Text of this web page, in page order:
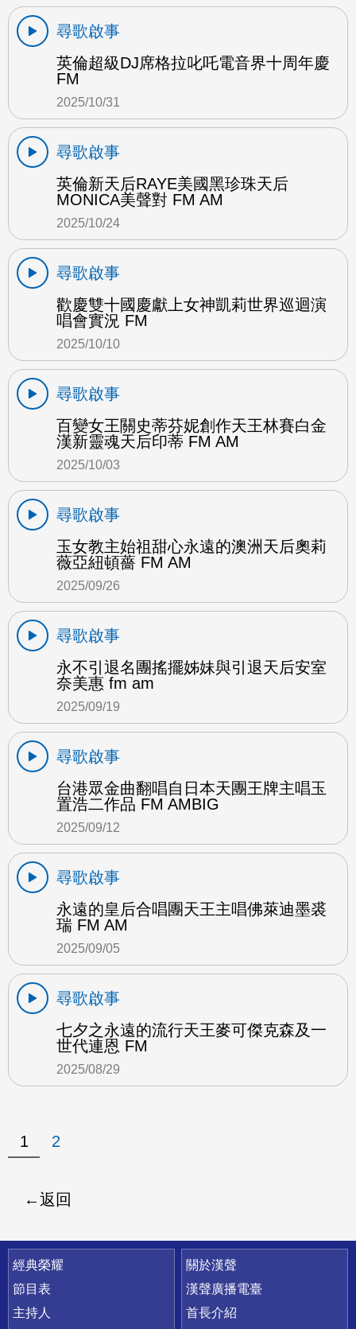
尋歌啟事
英倫超級DJ席格拉叱吒電音界十周年慶
FM
2025/10/31
尋歌啟事
英倫新天后RAYE美國黑珍珠天后
MONICA美聲對 FM AM
2025/10/24
尋歌啟事
歡慶雙十國慶獻上女神凱莉世界巡迴演
唱會實況 FM
2025/10/10
尋歌啟事
百變女王關史蒂芬妮創作天王林賽白金
漢新靈魂天后印蒂 FM AM
2025/10/03
尋歌啟事
玉女教主始祖甜心永遠的澳洲天后奧莉
薇亞紐頓薔 FM AM
2025/09/26
尋歌啟事
永不引退名團搖擺姊妹與引退天后安室
奈美惠 fm am
2025/09/19
尋歌啟事
台港眾金曲翻唱自日本天團王牌主唱玉
置浩二作品 FM AMBIG
2025/09/12
尋歌啟事
永遠的皇后合唱團天王主唱佛萊迪墨裘
瑞 FM AM
2025/09/05
尋歌啟事
七夕之永遠的流行天王麥可傑克森及一
世代連恩 FM
2025/08/29
1 2
返回
快速連結
經典榮耀
節目表
主持人
關於漢聲
漢聲廣播電臺
首長介紹